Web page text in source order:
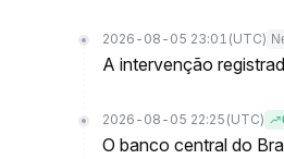
2026-08-05 23:01 (UTC)
A intervenção
2026-08-05 22:25 (UTC)
O banco central do